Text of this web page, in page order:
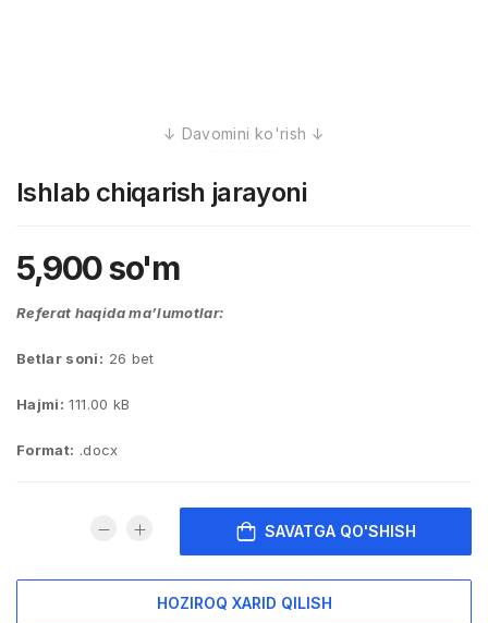
Ishlab chiqarish jarayoni
5,900so'm
Referat haqida ma’lumotlar:
Betlar soni: 26 bet
Hajmi: 111.00 kB
Format: .docx
SAVATGA QO'SHISH
HOZIROQ XARID QILISH